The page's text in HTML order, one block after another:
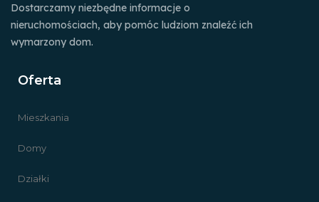
Dostarczamy niezbędne informacje o
nieruchomościach, aby pomóc ludziom znaleźć ich
wymarzony dom.
Oferta
Mieszkania
Domy
Działki